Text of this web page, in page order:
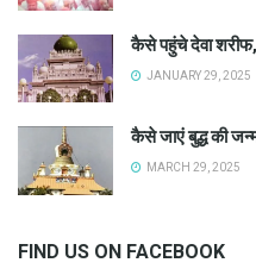
कैसे पहुंचे देवा
JANUARY 29, 2025
कैसे जाएं बुद्ध की
MARCH 29, 2025
FIND US ON FACEBOOK